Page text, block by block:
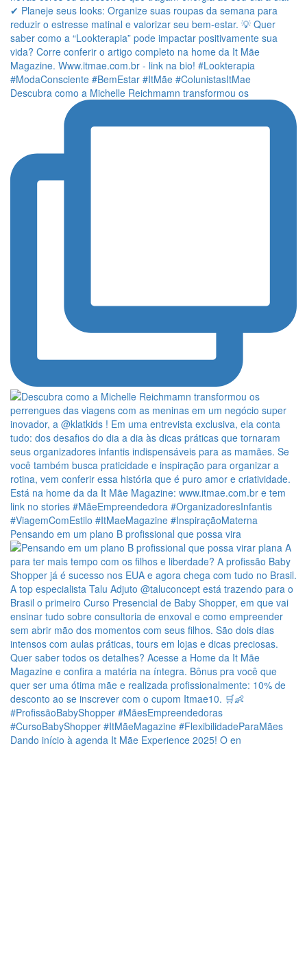
Descubra como a Michelle Reichmamn transformou os
Pensando em um plano B profissional que possa vira
Dando início à agenda It Mãe Experience 2025! O en